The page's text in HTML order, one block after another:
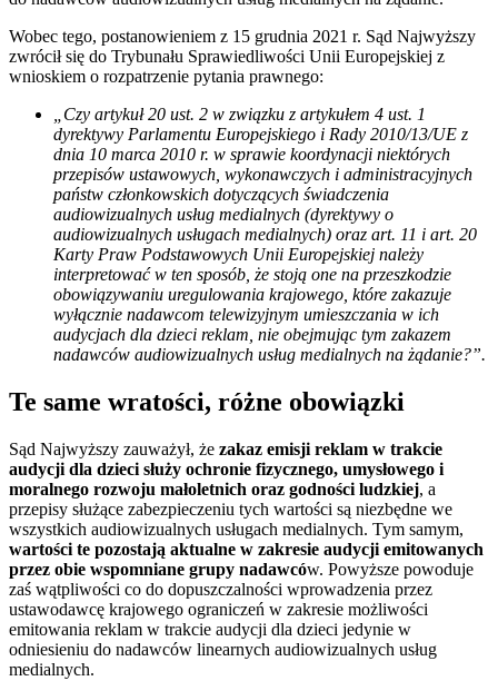
Wobec tego, postanowieniem z 15 grudnia 2021 r. Sąd Najwyższy
zwrócił się do Trybunału Sprawiedliwości Unii Europejskiej z
wnioskiem o rozpatrzenie pytania prawnego:
„Czy artykuł 20 ust. 2 w związku z artykułem 4 ust. 1
dyrektywy Parlamentu Europejskiego i Rady 2010/13/UE z
dnia 10 marca 2010 r. w sprawie koordynacji niektórych
przepisów ustawowych, wykonawczych i administracyjnych
państw członkowskich dotyczących świadczenia
audiowizualnych usług medialnych (dyrektywy o
audiowizualnych usługach medialnych) oraz art. 11 i art. 20
Karty Praw Podstawowych Unii Europejskiej należy
interpretować w ten sposób, że stoją one na przeszkodzie
obowiązywaniu uregulowania krajowego, które zakazuje
wyłącznie nadawcom telewizyjnym umieszczania w ich
audycjach dla dzieci reklam, nie obejmując tym zakazem
nadawców audiowizualnych usług medialnych na żądanie?”.
Te same wratości, różne obowiązki
Sąd Najwyższy zauważył, że zakaz emisji reklam w trakcie
audycji dla dzieci służy ochronie fizycznego, umysłowego i
moralnego rozwoju małoletnich oraz godności ludzkiej, a
przepisy służące zabezpieczeniu tych wartości są niezbędne we
wszystkich audiowizualnych usługach medialnych. Tym samym,
wartości te pozostają aktualne w zakresie audycji emitowanych
przez obie wspomniane grupy nadawców. Powyższe powoduje
zaś wątpliwości co do dopuszczalności wprowadzenia przez
ustawodawcę krajowego ograniczeń w zakresie możliwości
emitowania reklam w trakcie audycji dla dzieci jedynie w
odniesieniu do nadawców linearnych audiowizualnych usług
medialnych.